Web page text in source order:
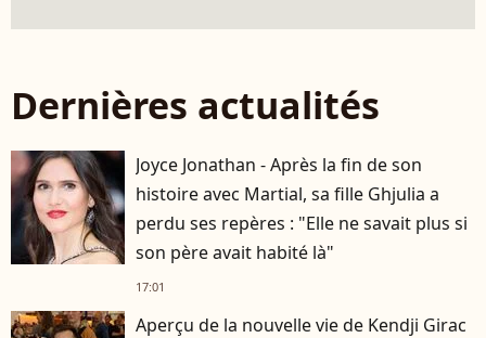
Dernières actualités
Joyce Jonathan - Après la fin de son
histoire avec Martial, sa fille Ghjulia a
perdu ses repères : "Elle ne savait plus si
son père avait habité là"
17:01
Aperçu de la nouvelle vie de Kendji Girac